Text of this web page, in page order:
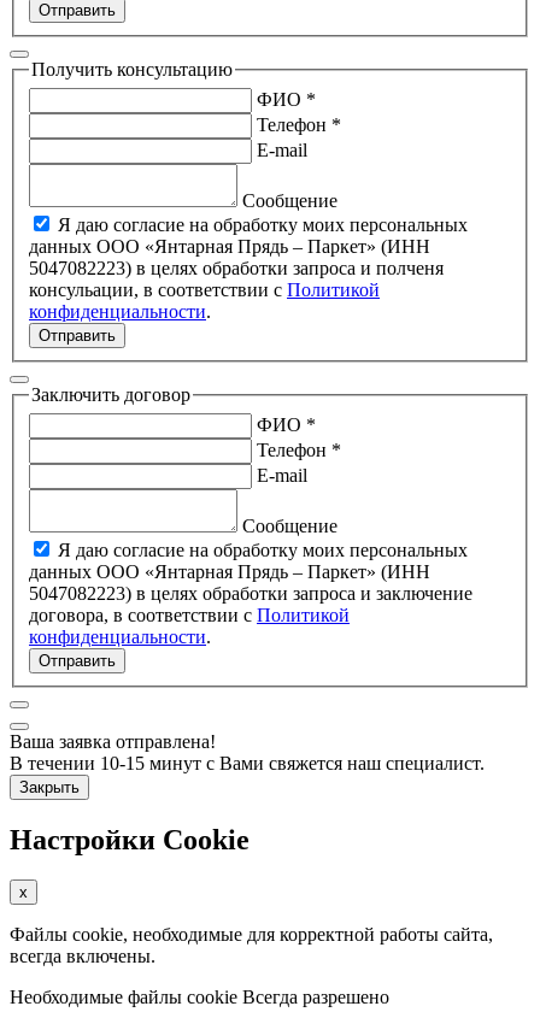
Отправить
Получить консультацию
ФИО *
Телефон *
E-mail
Сообщение
Я даю согласие на обработку моих персональных
данных ООО «Янтарная Прядь – Паркет» (ИНН
5047082223) в целях обработки запроса и полченя
консульации, в соответствии с Политикой
конфиденциальности.
Отправить
Заключить договор
ФИО *
Телефон *
E-mail
Сообщение
Я даю согласие на обработку моих персональных
данных ООО «Янтарная Прядь – Паркет» (ИНН
5047082223) в целях обработки запроса и заключение
договора, в соответствии с Политикой
конфиденциальности.
Отправить
Ваша заявка отправлена!
В течении 10-15 минут с Вами свяжется наш специалист.
Закрыть
Настройки Cookie
x
Файлы cookie, необходимые для корректной работы сайта,
всегда включены.
Необходимые файлы cookie Всегда разрешено